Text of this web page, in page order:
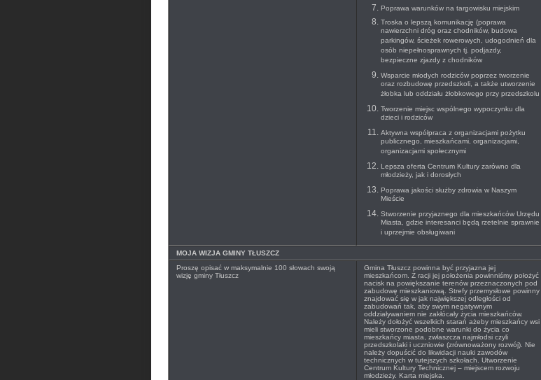
Poprawa warunków na targowisku miejskim
Troska o lepszą komunikację (poprawa
nawierzchni dróg oraz chodników, budowa
parkingów, ścieżek rowerowych, udogodnień dla
osób niepełnosprawnych tj. podjazdy,
bezpieczne zjazdy z chodników
Wsparcie młodych rodziców poprzez tworzenie
oraz rozbudowę przedszkoli, a także utworzenie
żłobka lub oddziału żłobkowego przy przedszkolu
Tworzenie miejsc wspólnego wypoczynku dla
dzieci i rodziców
Aktywna współpraca z organizacjami pożytku
publicznego, mieszkańcami, organizacjami,
organizacjami społecznymi
Lepsza oferta Centrum Kultury zarówno dla
młodzieży, jak i dorosłych
Poprawa jakości służby zdrowia w Naszym
Mieście
Stworzenie przyjaznego dla mieszkańców Urzędu
Miasta, gdzie interesanci będą rzetelnie sprawnie
i uprzejmie obsługiwani
MOJA WIZJA GMINY TŁUSZCZ
Proszę opisać w maksymalnie 100 słowach swoją
wizję gminy Tłuszcz
Gmina Tłuszcz powinna być przyjazna jej
mieszkańcom. Z racji jej położenia powinniśmy położyć
nacisk na powiększanie terenów przeznaczonych pod
zabudowę mieszkaniową. Strefy przemysłowe powinny
znajdować się w jak największej odległości od
zabudowań tak, aby swym negatywnym
oddziaływaniem nie zakłócały życia mieszkańców.
Należy dołożyć wszelkich starań ażeby mieszkańcy wsi
mieli stworzone podobne warunki do życia co
mieszkańcy miasta, zwłaszcza najmłodsi czyli
przedszkolaki i uczniowie (zrównoważony rozwój). Nie
należy dopuścić do likwidacji nauki zawodów
technicznych w tutejszych szkołach. Utworzenie
Centrum Kultury Technicznej – miejscem rozwoju
młodzieży. Karta miejska.